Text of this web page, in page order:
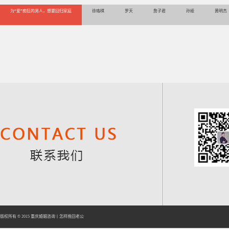
为“爱”痴狂的男人，想要回归家庭 徐珞棋 罗天 詹子君 孙娅 黄明杰
版权所有 © 2015 重庆婚姻咨询 怎样挽回老公